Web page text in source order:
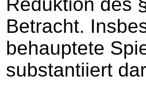
Betracht.
behauptete
substantiiert